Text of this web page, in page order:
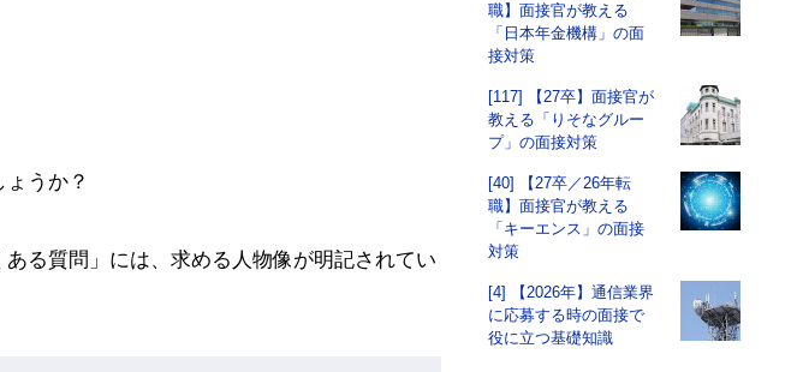
うか？
る質問」には、求める人物像が明記されてい
職】面接官が教える
「日本年金機構」の面
接対策
[117] 【27卒】面接官が
教える「りそなグルー
プ」の面接対策
[40] 【27卒／26年転
職】面接官が教える
「キーエンス」の面接
対策
[4] 【2026年】通信業界
に応募する時の面接で
役に立つ基礎知識